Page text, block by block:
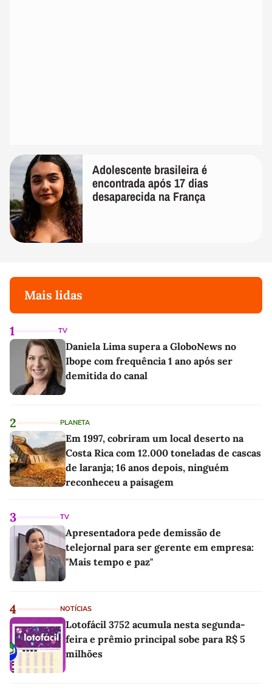
Adolescente brasileira é
encontrada após 17 dias
desaparecida na França
Mais lidas
1 TV
Daniela Lima supera a GloboNews no
Ibope com frequência 1 ano após ser
demitida do canal
2 PLANETA
Em 1997, cobriram um local deserto na
Costa Rica com 12.000 toneladas de cascas
de laranja; 16 anos depois, ninguém
reconheceu a paisagem
3 TV
Apresentadora pede demissão de
telejornal para ser gerente em empresa:
"Mais tempo e paz"
4 NOTÍCIAS
Lotofácil 3752 acumula nesta segunda-
feira e prêmio principal sobe para R$ 5
milhões